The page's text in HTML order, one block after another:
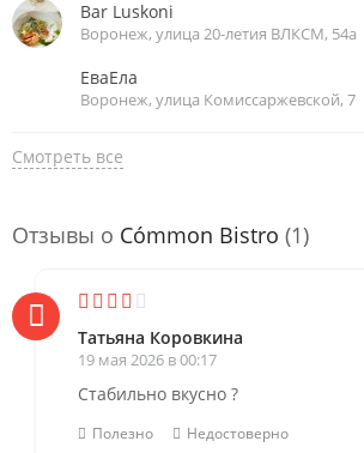
Bar Luskoni
Воронеж, улица 20-летия ВЛКСМ, 54а
ЕваЕла
Воронеж, улица Комиссаржевской, 7
Смотреть все
Отзывы о Cómmon Bistro (1)
Татьяна Коровкина
19 мая 2026 в 00:17
Стабильно вкусно ?
Полезно Недостоверно